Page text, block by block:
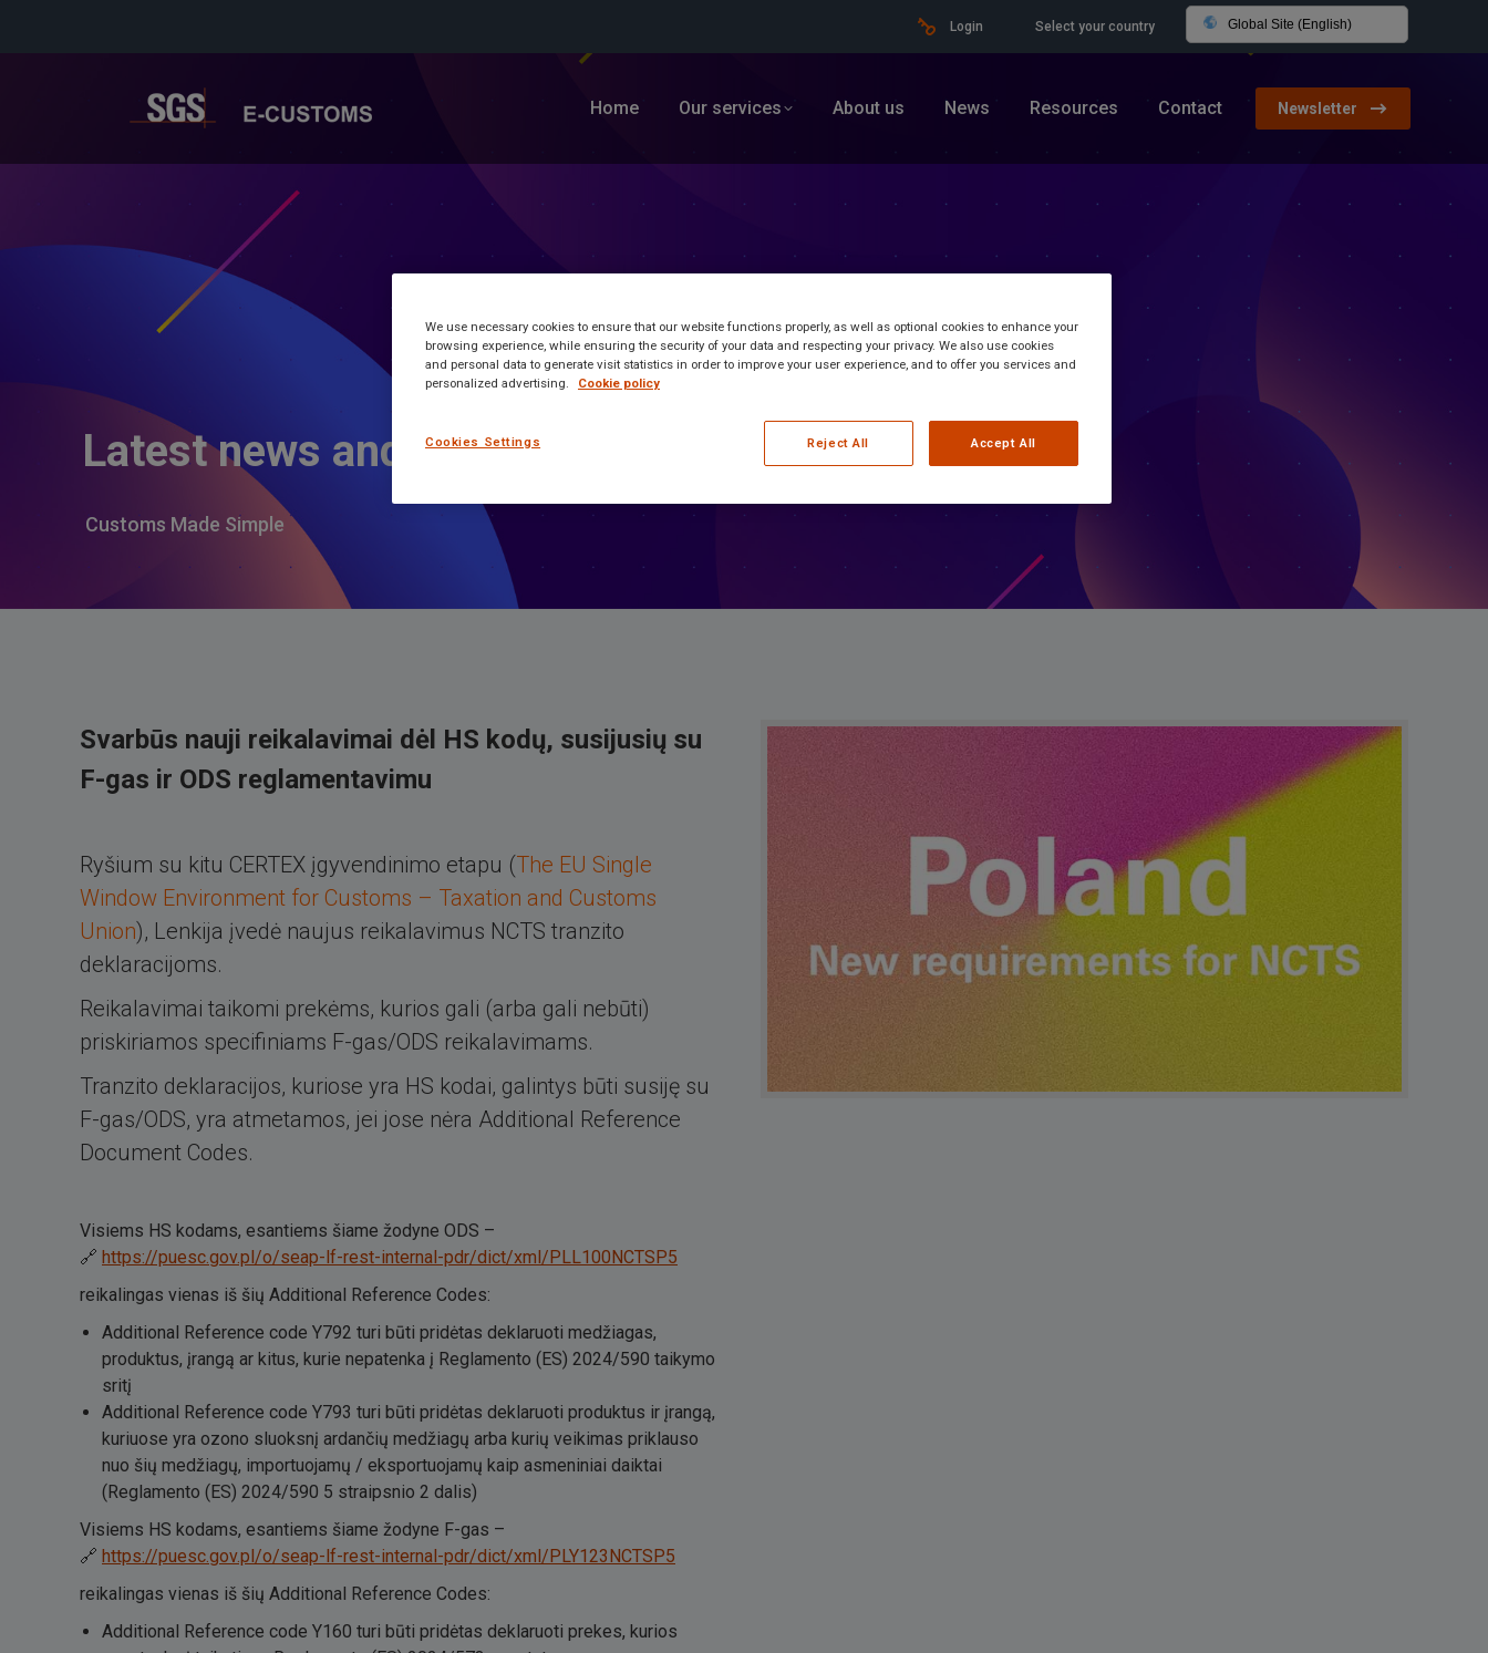
Login Select your country Global Site (English)
Home Our services About us News Resources Contact Newsletter
Customs Made Simple
Latest news and information
Svarbūs nauji reikalavimai dėl HS kodų, susijusių su
F-gas ir ODS reglamentavimu
Ryšium su kitu CERTEX įgyvendinimo etapu (The EU Single
Window Environment for Customs – Taxation and Customs
Union), Lenkija įvedė naujus reikalavimus NCTS tranzito
deklaracijoms.
Reikalavimai taikomi prekėms, kurios gali (arba gali nebūti)
priskiriamos specifiniams F-gas/ODS reikalavimams.
Tranzito deklaracijos, kuriose yra HS kodai, galintys būti susiję su
F-gas/ODS, yra atmetamos, jei jose nėra Additional Reference
Document Codes.
Visiems HS kodams, esantiems šiame žodyne ODS –
🔗 https://puesc.gov.pl/o/seap-lf-rest-internal-pdr/dict/xml/PLL100NCTSP5
reikalingas vienas iš šių Additional Reference Codes:
Additional Reference code Y792 turi būti pridėtas deklaruoti medžiagas,
produktus, įrangą ar kitus, kurie nepatenka į Reglamento (ES) 2024/590 taikymo
sritį
Additional Reference code Y793 turi būti pridėtas deklaruoti produktus ir įrangą,
kuriuose yra ozono sluoksnį ardančių medžiagų arba kurių veikimas priklauso
nuo šių medžiagų, importuojamų / eksportuojamų kaip asmeniniai daiktai
(Reglamento (ES) 2024/590 5 straipsnio 2 dalis)
Visiems HS kodams, esantiems šiame žodyne F-gas –
🔗 https://puesc.gov.pl/o/seap-lf-rest-internal-pdr/dict/xml/PLY123NCTSP5
reikalingas vienas iš šių Additional Reference Codes:
Additional Reference code Y160 turi būti pridėtas deklaruoti prekes, kurios
We use necessary cookies to ensure that our website functions properly, as well as optional cookies to enhance your
browsing experience, while ensuring the security of your data and respecting your privacy. We also use cookies
and personal data to generate visit statistics in order to improve your user experience, and to offer you services and
personalized advertising.
Cookie policy
Cookies Settings Reject All Accept All